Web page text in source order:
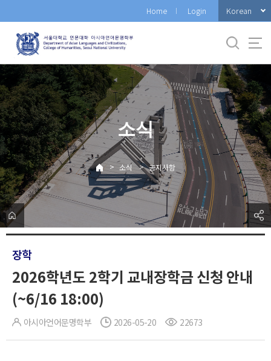
로
메
뉴
Home Login Korean
소식
> 소식 > 공지사항
장학
2026학년도 2학기 교내장학금 신청 안내
(~6/16 18:00)
아시아언어문명학부 2026-05-20 22673